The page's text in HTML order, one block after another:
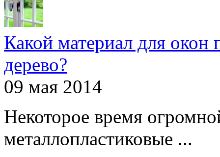
Какой материал для окон
дерево?
09 мая 2014
Некоторое время
металлопластиковые ...